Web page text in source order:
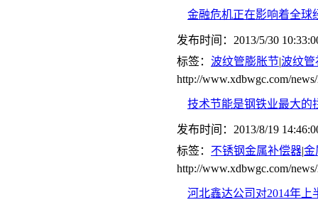
金融危机正在影响着全球
发布时间：2013/5/30
标签： 波纹管膨胀节|波纹管
http://www.xdbwgc.com/
技术节能是钢铁业最大的
发布时间：2013/8/19
标签： 不锈钢金属补偿器|金
http://www.xdbwgc.com/
河北鑫达公司对2014年上